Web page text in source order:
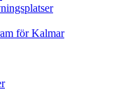
för Kalmar